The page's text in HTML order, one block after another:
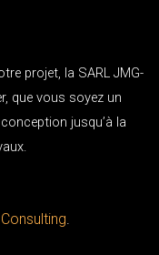
projet, la SARL JMG-
que vous soyez un
jusqu’à la
.